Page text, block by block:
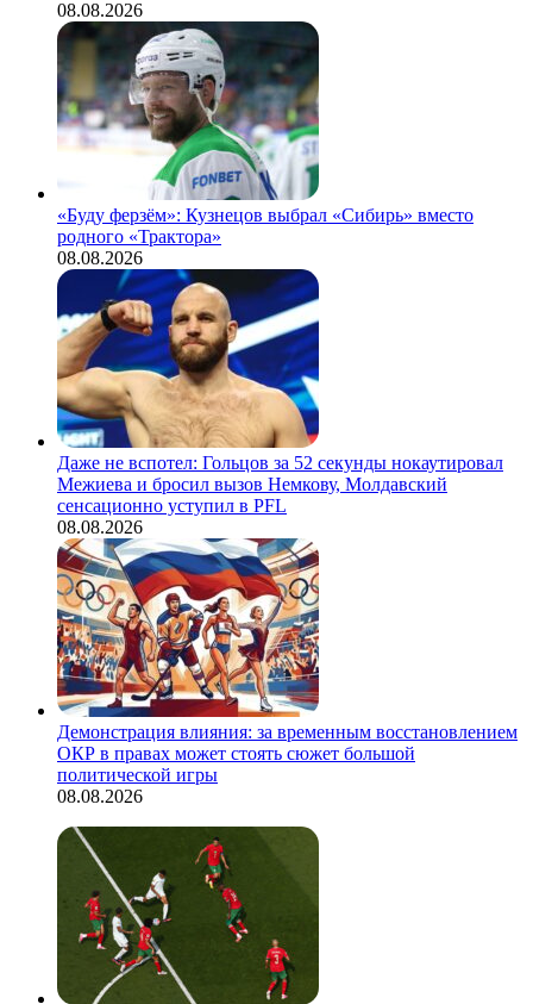
08.08.2026
«Буду ферзём»: Кузнецов выбрал «Сибирь» вместо
родного «Трактора»
08.08.2026
Даже не вспотел: Гольцов за 52 секунды нокаутировал
Межиева и бросил вызов Немкову, Молдавский
сенсационно уступил в PFL
08.08.2026
Демонстрация влияния: за временным восстановлением
ОКР в правах может стоять сюжет большой
политической игры
08.08.2026